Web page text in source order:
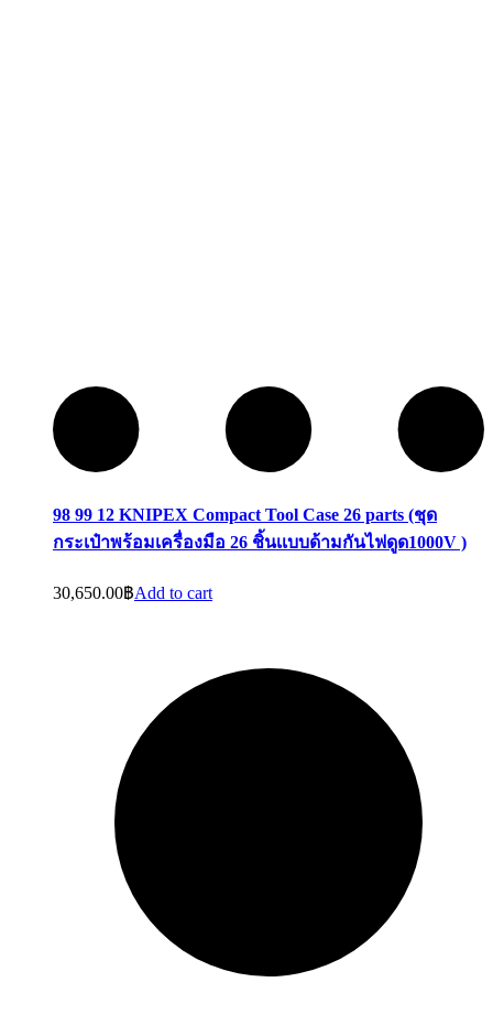
98 99 12 KNIPEX Compact Tool Case 26 parts (ชุด
กระเป๋าพร้อมเครื่องมือ 26 ชิ้นเเบบด้ามกันไฟดูด1000V )
30,650.00฿Add to cart